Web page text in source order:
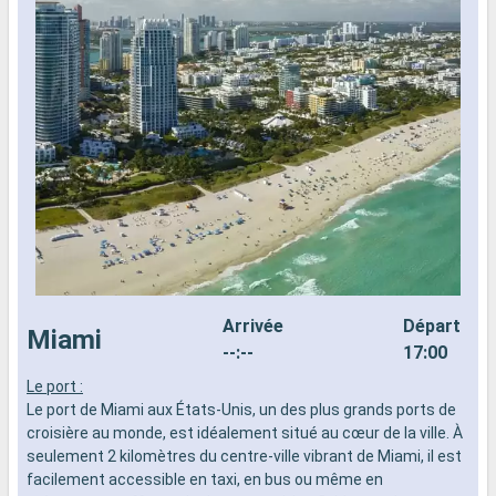
Miami
Arrivée
--:--
Départ
17:00
Le port :
Le port de Miami aux États-Unis, un des plus grands ports de
croisière au monde, est idéalement situé au cœur de la ville. À
seulement 2 kilomètres du centre-ville vibrant de Miami, il est
facilement accessible en taxi, en bus ou même en